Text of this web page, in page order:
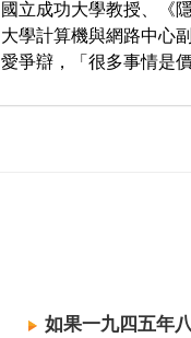
國立成功大學教授、《
大學計算機與網路中心
愛爭辯，「很多事情是
如果一九四五年